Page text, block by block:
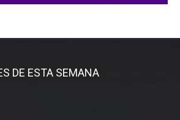
DE ESTA SEMANA